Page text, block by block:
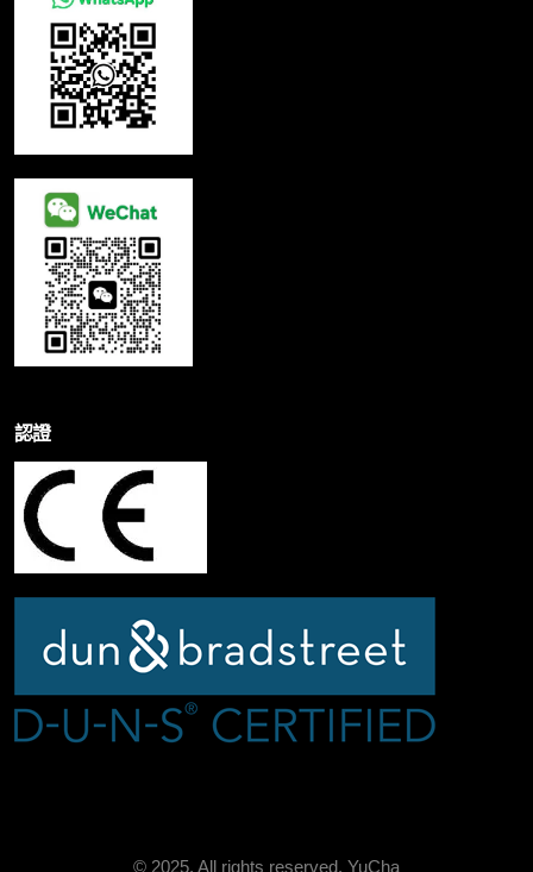
認證
© 2025. All rights reserved. YuCha